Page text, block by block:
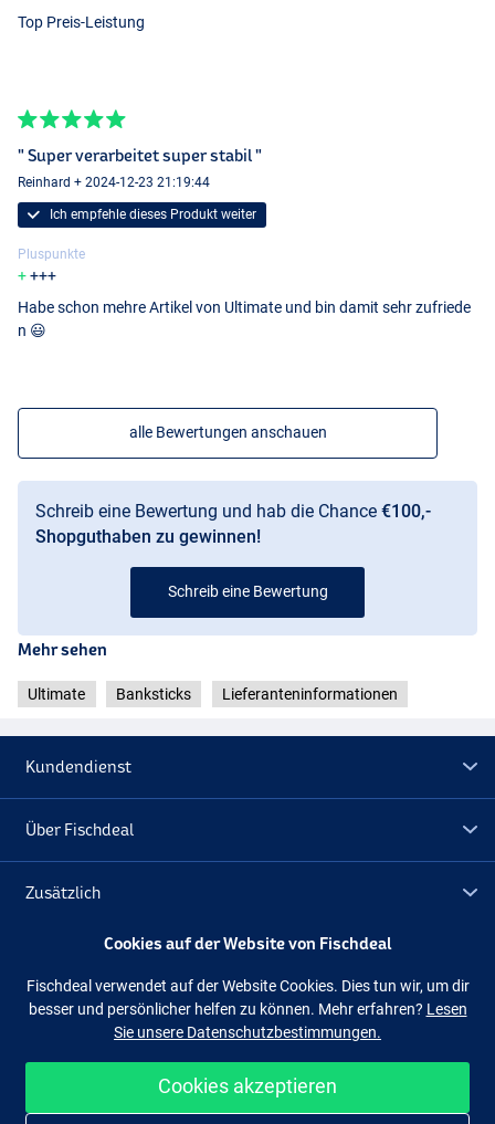
Top Preis-Leistung
" Super verarbeitet super stabil "
Reinhard + 2024-12-23 21:19:44
Ich empfehle dieses Produkt weiter
Pluspunkte
+++
Habe schon mehre Artikel von Ultimate und bin damit sehr zufriede
n 😃
alle Bewertungen anschauen
Schreib eine Bewertung und hab die Chance €100,-
Shopguthaben zu gewinnen!
Schreib eine Bewertung
Mehr sehen
Ultimate Banksticks Lieferanteninformationen
Kundendienst
Über Fischdeal
Zusätzlich
Lagerräumung
Facebook
Einfach und sicher shoppen
Cookies auf der Website von Fischdeal
Fischdeal verwendet auf der Website Cookies. Dies tun wir, um dir
besser und persönlicher helfen zu können. Mehr erfahren? Lesen
Sie unsere Datenschutzbestimmungen.
Cookies akzeptieren